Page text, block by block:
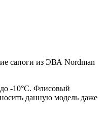
сапоги из ЭВА Nordman
-10°С. Флисовый
данную модель даже